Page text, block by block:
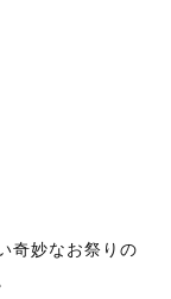
奇妙なお祭りの